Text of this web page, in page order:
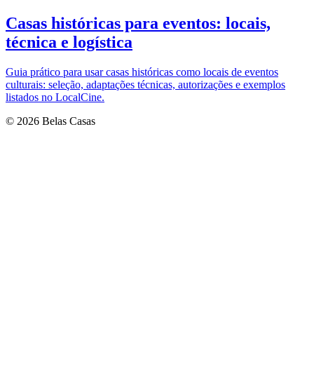
Casas históricas para eventos: locais,
técnica e logística
Guia prático para usar casas históricas como locais de eventos
culturais: seleção, adaptações técnicas, autorizações e exemplos
listados no LocalCine.
© 2026 Belas Casas